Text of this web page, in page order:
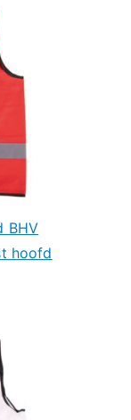
BHV
hoofd